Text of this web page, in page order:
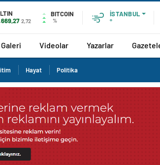
2,72
BITCOIN
%
İSTANBUL
°
Videolar Yazarlar
Hayat Politika